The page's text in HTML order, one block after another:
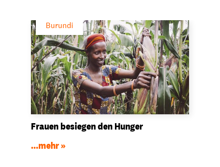
Burundi
Frauen besiegen den Hunger
...mehr